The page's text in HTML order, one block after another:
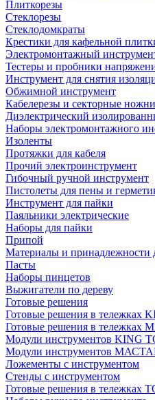
Плиткорезы
Стеклорезы
Стеклодомкраты
Крестики для кафельной
Электромонтажный
Тестеры и пробники
Инструмент для снятия
Обжимной инструмент
Кабелерезы и секторные
Диэлектрический
Наборы электромонтажного
Изоленты
Протяжки для кабеля
Прочий электроинструмент
Гибочный ручной инструмент
Пистолеты для пены и
Инструмент для пайки
Паяльники электрические
Наборы для пайки
Припой
Материалы и принадлежности
Пасты
Наборы пинцетов
Выжигатели по дереву
Готовые решения
Готовые решения в тележках
Готовые решения в тележках
Модули инструментов KING
Модули инструментов
Ложементы с инструментом
Стенды с инструментом
Готовые решения в тележках